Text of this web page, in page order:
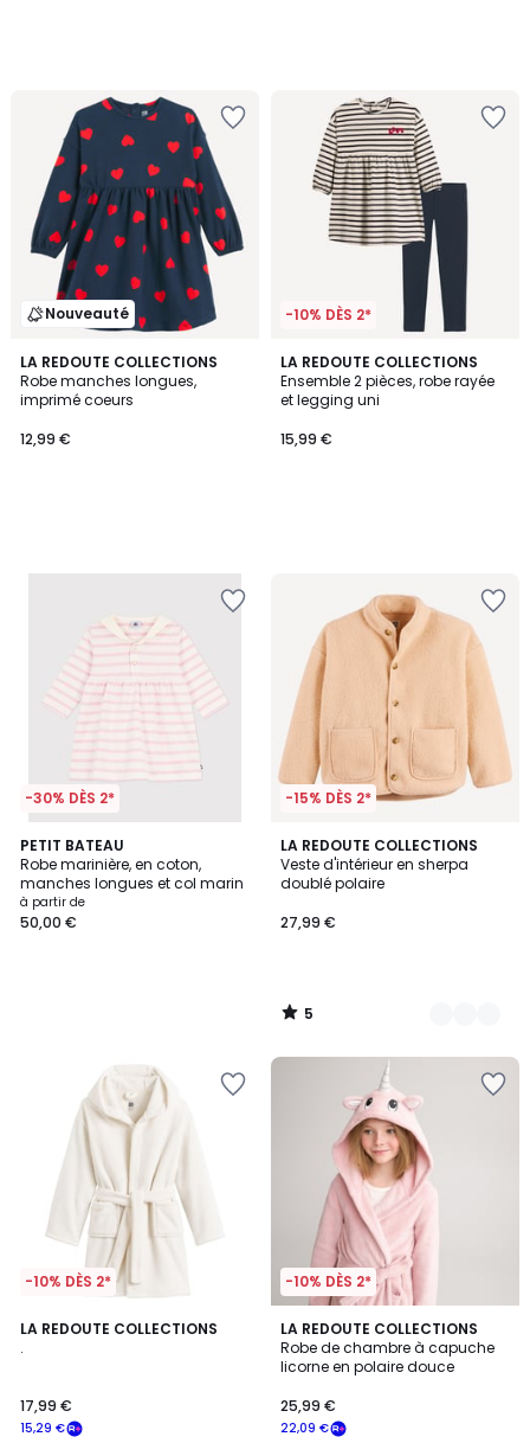
Nouveauté
LA REDOUTE COLLECTIONS
Robe manches longues,
imprimé coeurs
12,99 €
-10% DÈS 2*
LA REDOUTE COLLECTIONS
Ensemble 2 pièces, robe rayée
et legging uni
15,99 €
-30% DÈS 2*
PETIT BATEAU
Robe marinière, en coton,
manches longues et col marin
à partir de
50,00 €
-15% DÈS 2*
LA REDOUTE COLLECTIONS
Veste d'intérieur en sherpa
doublé polaire
27,99 €
5
/
5
2
Couleurs
5
/
-10% DÈS 2*
LA REDOUTE COLLECTIONS
.
15,29 €
17,99 €
5
-10% DÈS 2*
LA REDOUTE COLLECTIONS
Robe de chambre à capuche
licorne en polaire douce
22,09 €
25,99 €
4,7
/ 5